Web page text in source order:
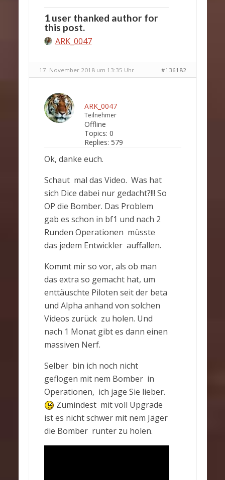
1 user thanked author for
this post.
ARK_0047
17. November 2018 um 13:35 Uhr #136182
ARK_0047
Teilnehmer
Offline
Topics: 0
Replies: 579
Ok, danke euch.
Schaut mal das Video. Was hat
sich Dice dabei nur gedacht?!!! So
OP die Bomber. Das Problem
gab es schon in bf1 und nach 2
Runden Operationen müsste
das jedem Entwickler auffallen.
Kommt mir so vor, als ob man
das extra so gemacht hat, um
enttäuschte Piloten seit der beta
und Alpha anhand von solchen
Videos zurück zu holen. Und
nach 1 Monat gibt es dann einen
massiven Nerf.
Selber bin ich noch nicht
geflogen mit nem Bomber in
Operationen, ich jage Sie lieber.
Zumindest mit voll Upgrade
ist es nicht schwer mit nem Jäger
die Bomber runter zu holen.